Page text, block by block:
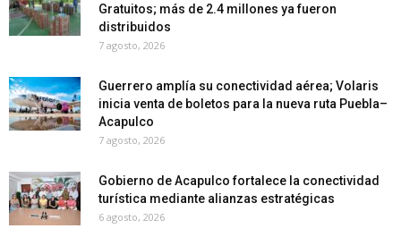
Gratuitos; más de 2.4 millones ya fueron
distribuidos
7 agosto, 2026
Guerrero amplía su conectividad aérea; Volaris
inicia venta de boletos para la nueva ruta Puebla–
Acapulco
7 agosto, 2026
Gobierno de Acapulco fortalece la conectividad
turística mediante alianzas estratégicas
6 agosto, 2026